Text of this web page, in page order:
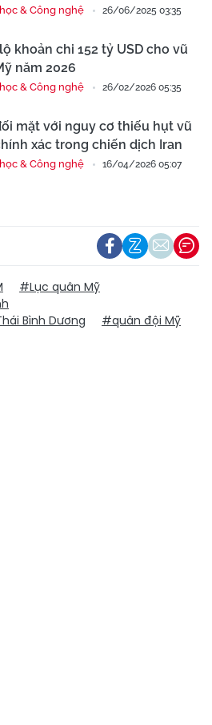
& Công nghệ 26/06/2025 03:35
khoản chi 152 tỷ USD cho vũ
năm 2026
& Công nghệ 26/02/2026 05:35
mặt với nguy cơ thiếu hụt vũ
xác trong chiến dịch Iran
& Công nghệ 16/04/2026 05:07
#Lục quân Mỹ
Bình Dương
#quân đội Mỹ